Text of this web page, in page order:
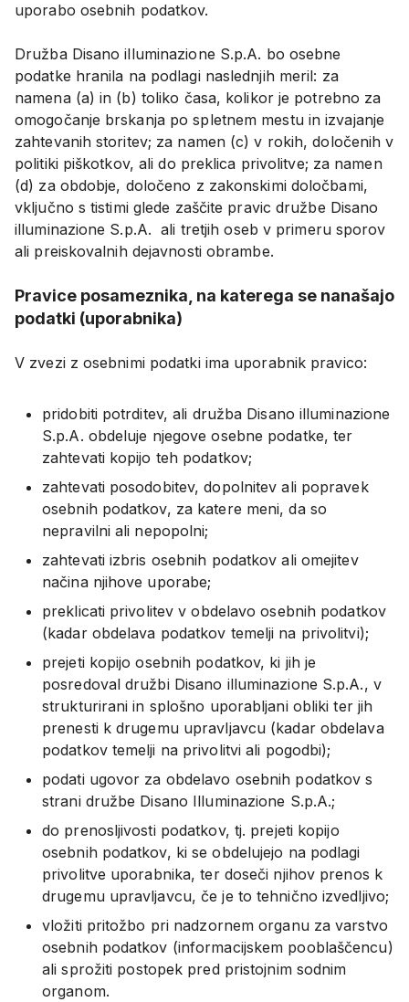
uporabo osebnih podatkov.
Družba Disano illuminazione S.p.A. bo osebne
podatke hranila na podlagi naslednjih meril: za
namena (a) in (b) toliko časa, kolikor je potrebno za
omogočanje brskanja po spletnem mestu in izvajanje
zahtevanih storitev; za namen (c) v rokih, določenih v
politiki piškotkov, ali do preklica privolitve; za namen
(d) za obdobje, določeno z zakonskimi določbami,
vključno s tistimi glede zaščite pravic družbe Disano
illuminazione S.p.A. ali tretjih oseb v primeru sporov
ali preiskovalnih dejavnosti obrambe.
Pravice posameznika, na katerega se nanašajo
podatki (uporabnika)
V zvezi z osebnimi podatki ima uporabnik pravico:
pridobiti potrditev, ali družba Disano illuminazione
S.p.A. obdeluje njegove osebne podatke, ter
zahtevati kopijo teh podatkov;
zahtevati posodobitev, dopolnitev ali popravek
osebnih podatkov, za katere meni, da so
nepravilni ali nepopolni;
zahtevati izbris osebnih podatkov ali omejitev
načina njihove uporabe;
preklicati privolitev v obdelavo osebnih podatkov
(kadar obdelava podatkov temelji na privolitvi);
prejeti kopijo osebnih podatkov, ki jih je
posredoval družbi Disano illuminazione S.p.A., v
strukturirani in splošno uporabljani obliki ter jih
prenesti k drugemu upravljavcu (kadar obdelava
podatkov temelji na privolitvi ali pogodbi);
podati ugovor za obdelavo osebnih podatkov s
strani družbe Disano Illuminazione S.p.A.;
do prenosljivosti podatkov, tj. prejeti kopijo
osebnih podatkov, ki se obdelujejo na podlagi
privolitve uporabnika, ter doseči njihov prenos k
drugemu upravljavcu, če je to tehnično izvedljivo;
vložiti pritožbo pri nadzornem organu za varstvo
osebnih podatkov (informacijskem pooblaščencu)
ali sprožiti postopek pred pristojnim sodnim
organom.